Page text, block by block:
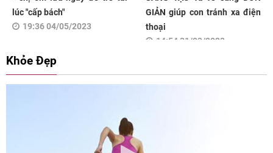
lúc "cấp bách"
19:36 04/05/2023
GIẢN giúp con tránh xa điện
thoại
14:54 31/03/2023
Khỏe Đẹp